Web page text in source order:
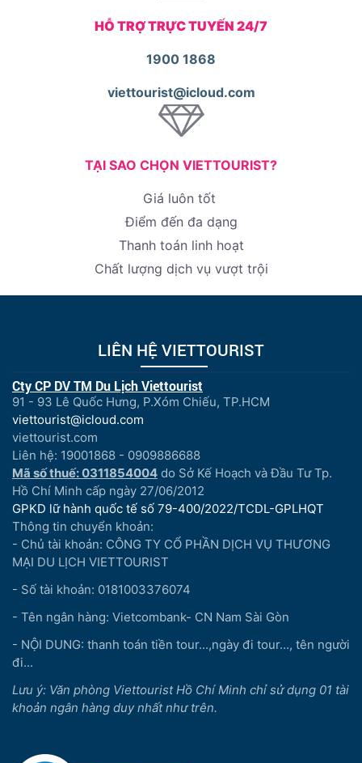
HỖ TRỢ TRỰC TUYẾN 24/7
1900 1868
viettourist@icloud.com
TẠI SAO CHỌN VIETTOURIST?
Giá luôn tốt
Điểm đến đa dạng
Thanh toán linh hoạt
Chất lượng dịch vụ vượt trội
LIÊN HỆ VIETTOURIST
Cty CP DV TM Du Lịch Viettourist
91 - 93 Lê Quốc Hưng, P.Xóm Chiếu, TP.HCM
viettourist@icloud.com
viettourist.com
Liên hệ: 19001868 - 0909886688
Mã số thuế: 0311854004 do Sở Kế Hoạch và Đầu Tư Tp.
Hồ Chí Minh cấp ngày 27/06/2012
GPKD lữ hành quốc tế số 79-400/2022/TCDL-GPLHQT
Thông tin chuyển khoản:
- Chủ tài khoản: CÔNG TY CỔ PHẦN DỊCH VỤ THƯƠNG
MẠI DU LỊCH VIETTOURIST
- Số tài khoản: 0181003376074
- Tên ngân hàng: Vietcombank- CN Nam Sài Gòn
- NỘI DUNG: thanh toán tiền tour...,ngày đi tour..., tên người
đi...
Lưu ý: Văn phòng Viettourist Hồ Chí Minh chỉ sử dụng 01 tài
khoản ngân hàng duy nhất như trên.